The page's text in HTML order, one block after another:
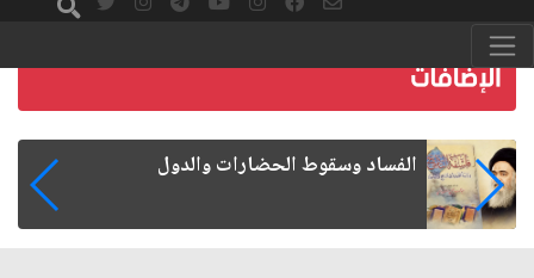
رواتب الموظفين على صفيح ساخن